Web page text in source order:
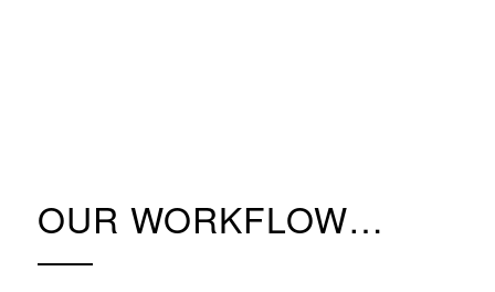
OUR WORKFLOW…